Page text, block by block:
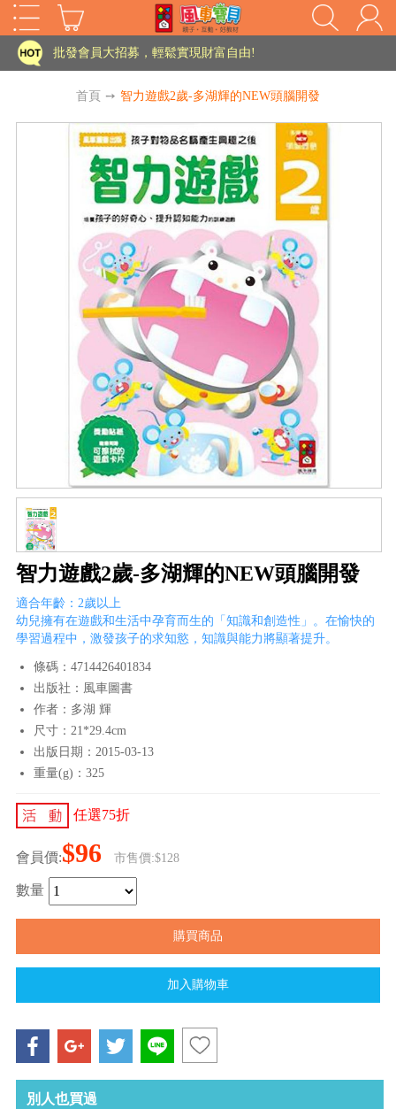
家長樂了!「風車書版集團暨FOOD超人企業總部」目前正興建中!
批發會員大招募，輕鬆實現財富自由!
老師您好!!幼教會員火熱招募中~
海外購物免煩惱！點我查看『海外購物流程說明』
批發會員大招募，輕鬆實現財富自由!
老師您好!!幼教會員火熱招募中~
海外購物免煩惱！點我查看『海外購物流程說明』
首頁 ➙ 智力遊戲2歲-多湖輝的NEW頭腦開發
智力遊戲2歲-多湖輝的NEW頭腦開發
適合年齡：2歲以上
幼兒擁有在遊戲和生活中孕育而生的「知識和創造性」。在愉快的
學習過程中，激發孩子的求知慾，知識與能力將顯著提升。
條碼：4714426401834
出版社：風車圖書
作者：多湖 輝
尺寸：21*29.4cm
出版日期：2015-03-13
重量(g)：325
任選75折
會員價:$96 市售價:$128
數量
別人也買過